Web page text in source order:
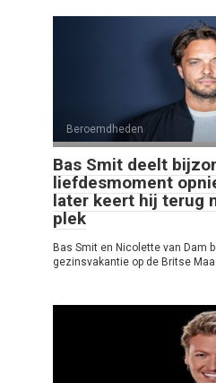
Beroemdheden
Bas Smit deelt
liefdesmoment
later keert hij terug
plek
Bas Smit en Nicolette van Dam
gezinsvakantie op de Britse